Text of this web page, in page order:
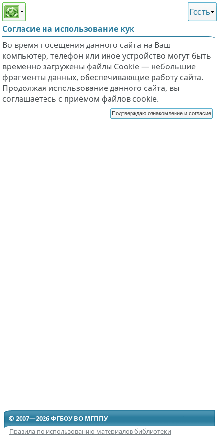
Этот сайт поддерживает
слабовидящих
Гость
Согласие на использование кук
Во время посещения данного сайта на Ваш
компьютер, телефон или иное устройство могут быть
временно загружены файлы Cookie — небольшие
фрагменты данных, обеспечивающие работу сайта.
Продолжая использование данного сайта, вы
соглашаетесь с приёмом файлов cookie.
Подтверждаю ознакомление и согласие
© 2007—2026 ФГБОУ ВО МГППУ
Правила по использованию материалов библиотеки